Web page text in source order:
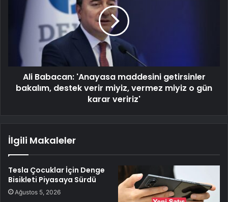
Ali Babacan: 'Anayasa maddesini getirsinler
bakalım, destek verir miyiz, vermez miyiz o gün
karar veririz'
İlgili Makaleler
Tesla Çocuklar İçin Denge
Bisikleti Piyasaya Sürdü
Ağustos 5, 2026